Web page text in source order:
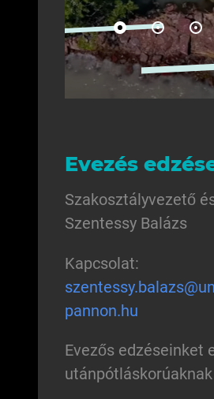
Evezés
Szakosztályvezető
Szentessy Balázs
Kapcsolat:
pannon.hu
Evezős edzéseinket